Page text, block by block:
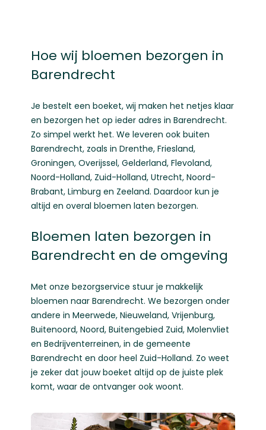
Hoe wij bloemen bezorgen in
Barendrecht
Je bestelt een boeket, wij maken het netjes klaar
en bezorgen het op ieder adres in Barendrecht.
Zo simpel werkt het. We leveren ook buiten
Barendrecht, zoals in Drenthe, Friesland,
Groningen, Overijssel, Gelderland, Flevoland,
Noord-Holland, Zuid-Holland, Utrecht, Noord-
Brabant, Limburg en Zeeland. Daardoor kun je
altijd en overal bloemen laten bezorgen.
Bloemen laten bezorgen in
Barendrecht en de omgeving
Met onze bezorgservice stuur je makkelijk
bloemen naar Barendrecht. We bezorgen onder
andere in Meerwede, Nieuweland, Vrijenburg,
Buitenoord, Noord, Buitengebied Zuid, Molenvliet
en Bedrijventerreinen, in de gemeente
Barendrecht en door heel Zuid-Holland. Zo weet
je zeker dat jouw boeket altijd op de juiste plek
komt, waar de ontvanger ook woont.